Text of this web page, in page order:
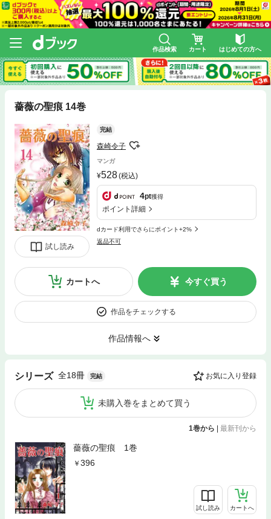
作品検索 カート はじめての方へ
薔薇の聖痕 14巻
試し読み
完結
森崎令子
マンガ
528(税込)
4pt獲得
ポイント詳細
dカード利用でさらにポイント+2%
返品不可
カートへ 今すぐ買う
作品をチェックする
作品情報へ
シリーズ 全18冊 完結 お気に入り登録
未購入巻をまとめて買う
1巻から | 最新刊から
薔薇の聖痕 1巻
396
試し読み カートへ